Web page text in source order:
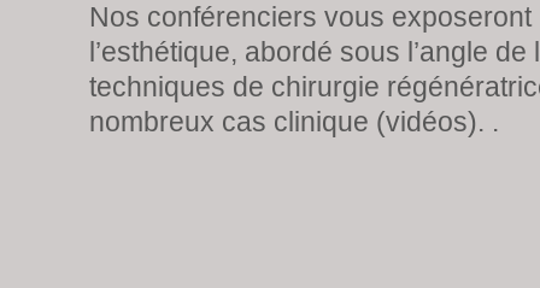
Nos conférenciers vous exposeront
l’esthétique, abordé sous l’angle de
techniques de chirurgie
nombreux cas clinique (vidéos). .